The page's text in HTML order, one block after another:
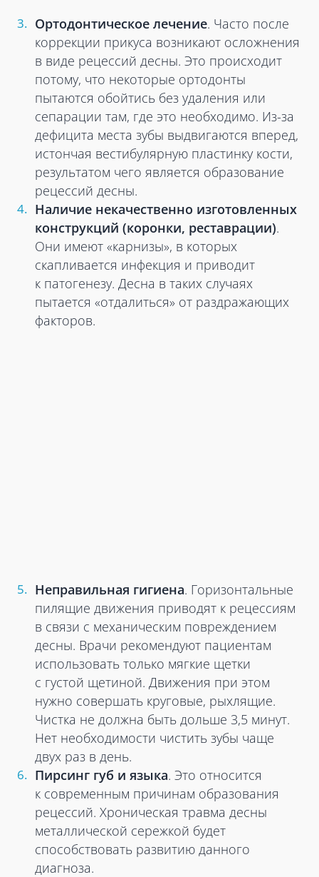
Ортодонтическое лечение. Часто после
коррекции прикуса возникают осложнения
в виде рецессий десны. Это происходит
потому, что некоторые ортодонты
пытаются обойтись без удаления или
сепарации там, где это необходимо. Из-за
дефицита места зубы выдвигаются вперед,
истончая вестибулярную пластинку кости,
результатом чего является образование
рецессий десны.
Наличие некачественно изготовленных
конструкций (коронки, реставрации).
Они имеют «карнизы», в которых
скапливается инфекция и приводит
к патогенезу. Десна в таких случаях
пытается «отдалиться» от раздражающих
факторов.
Неправильная гигиена. Горизонтальные
пилящие движения приводят к рецессиям
в связи с механическим повреждением
десны. Врачи рекомендуют пациентам
использовать только мягкие щетки
с густой щетиной. Движения при этом
нужно совершать круговые, рыхлящие.
Чистка не должна быть дольше 3,5 минут.
Нет необходимости чистить зубы чаще
двух раз в день.
Пирсинг губ и языка. Это относится
к современным причинам образования
рецессий. Хроническая травма десны
металлической сережкой будет
способствовать развитию данного
диагноза.